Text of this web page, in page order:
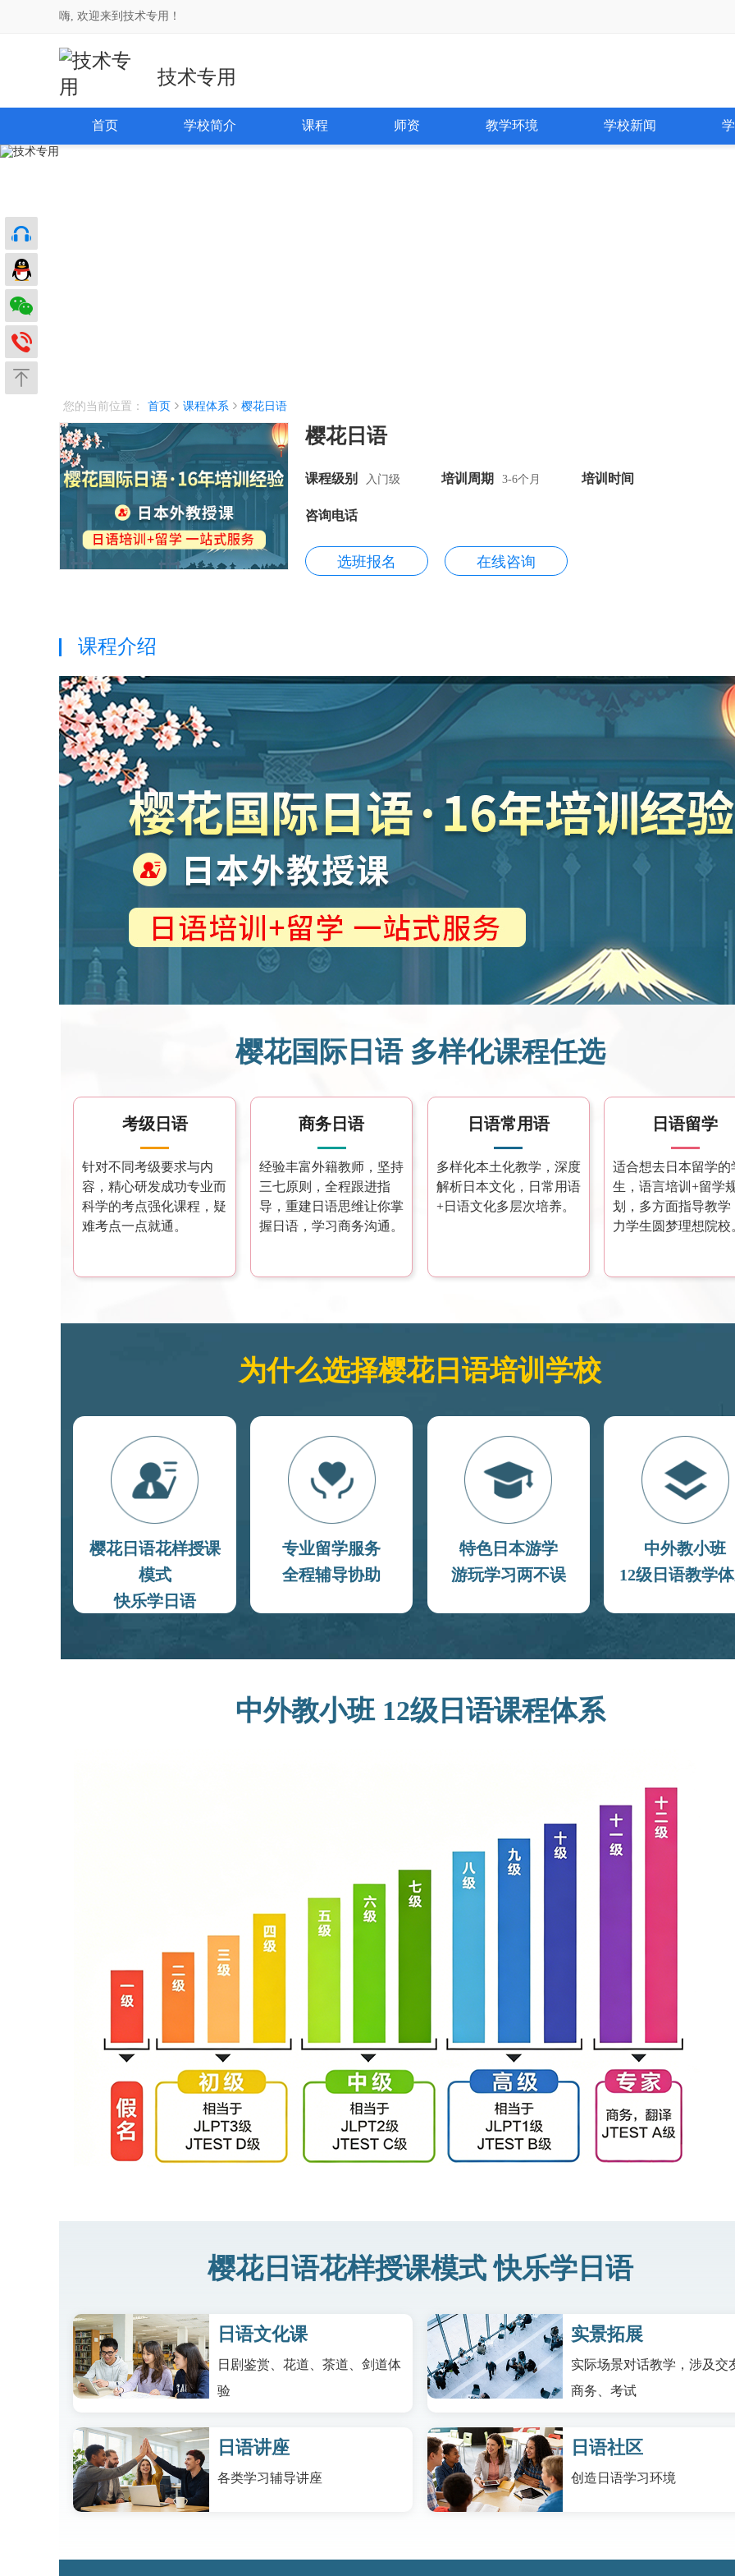
嗨, 欢迎来到技术专用！
技术专用
首页 学校简介 课程 师资 教学环境 学校新闻
您的当前位置： 首页 课程体系 樱花日语
樱花日语
课程级别 入门级 培训周期 3-6个月 培训时间
咨询电话
选班报名 在线咨询
课程介绍
樱花国际日语 多样化课程任选
考级日语
针对不同考级要求与内
容，精心研发成功专业而
科学的考点强化课程，疑
难考点一点就通。
商务日语
经验丰富外籍教师，坚持
三七原则，全程跟进指
导，重建日语思维让你掌
握日语，学习商务沟通。
日语常用语
多样化本土化教学，深度
解析日本文化，日常用语
+日语文化多层次培养。
日语留学
适合想去日本留学的
生，语言培训+留学
划，多方面指导教学
力学生圆梦理想院校
为什么选择樱花日语培训学校
樱花日语花样授课
模式
快乐学日语
专业留学服务
全程辅导协助
特色日本游学
游玩学习两不误
中外教小班
12级日语教学
中外教小班 12级日语课程体系
樱花日语花样授课模式 快乐学日语
日语文化课
日剧鉴赏、花道、茶道、剑道体
验
实景拓展
实际场景对话教学，涉及交
商务、考试
日语讲座
各类学习辅导讲座
日语社区
创造日语学习环境